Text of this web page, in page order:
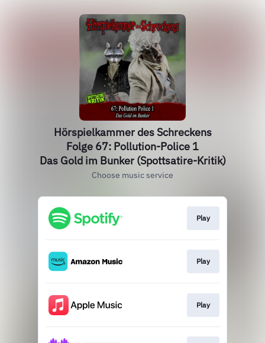
Hörspielkammer des Schreckens
Folge 67: Pollution-Police 1
Das Gold im Bunker (Spottsatire-Kritik)
Choose music service
Play
Play
Play